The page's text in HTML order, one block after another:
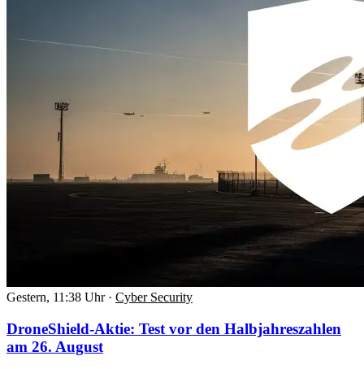
Gestern, 11:38 Uhr · Cyber Security
DroneShield-Aktie: Test vor den Halbjahreszahlen
am 26. August